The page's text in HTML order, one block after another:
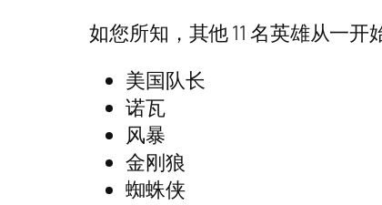
如您所知，其他 11 名英雄从一
美国队长
诺瓦
风暴
金刚狼
蜘蛛侠